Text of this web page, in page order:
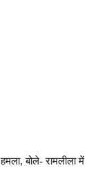
बोले- रामलीला में